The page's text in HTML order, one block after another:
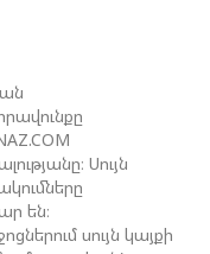
Է ԻՐ
ՄՈՒԻԶԱՅԻՆ.
ԴԻՆԱՄԻԿ
Սույն
են։
սույն կայքի